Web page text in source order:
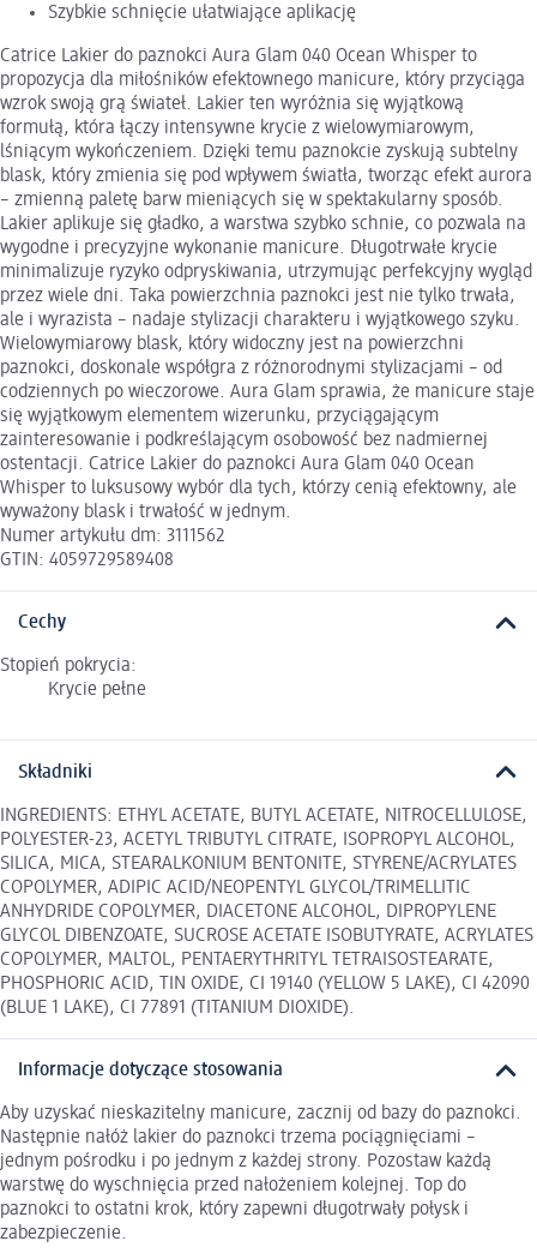
Szybkie schnięcie ułatwiające aplikację
Catrice Lakier do paznokci Aura Glam 040 Ocean Whisper to
propozycja dla miłośników efektownego manicure, który przyciąga
wzrok swoją grą świateł. Lakier ten wyróżnia się wyjątkową
formułą, która łączy intensywne krycie z wielowymiarowym,
lśniącym wykończeniem. Dzięki temu paznokcie zyskują subtelny
blask, który zmienia się pod wpływem światła, tworząc efekt aurora
– zmienną paletę barw mieniących się w spektakularny sposób.
Lakier aplikuje się gładko, a warstwa szybko schnie, co pozwala na
wygodne i precyzyjne wykonanie manicure. Długotrwałe krycie
minimalizuje ryzyko odpryskiwania, utrzymując perfekcyjny wygląd
przez wiele dni. Taka powierzchnia paznokci jest nie tylko trwała,
ale i wyrazista – nadaje stylizacji charakteru i wyjątkowego szyku.
Wielowymiarowy blask, który widoczny jest na powierzchni
paznokci, doskonale współgra z różnorodnymi stylizacjami – od
codziennych po wieczorowe. Aura Glam sprawia, że manicure staje
się wyjątkowym elementem wizerunku, przyciągającym
zainteresowanie i podkreślającym osobowość bez nadmiernej
ostentacji. Catrice Lakier do paznokci Aura Glam 040 Ocean
Whisper to luksusowy wybór dla tych, którzy cenią efektowny, ale
wyważony blask i trwałość w jednym.
Numer artykułu dm: 3111562
GTIN: 4059729589408
Cechy
Stopień pokrycia:
Krycie pełne
Składniki
INGREDIENTS: ETHYL ACETATE, BUTYL ACETATE, NITROCELLULOSE,
POLYESTER-23, ACETYL TRIBUTYL CITRATE, ISOPROPYL ALCOHOL,
SILICA, MICA, STEARALKONIUM BENTONITE, STYRENE/ACRYLATES
COPOLYMER, ADIPIC ACID/NEOPENTYL GLYCOL/TRIMELLITIC
ANHYDRIDE COPOLYMER, DIACETONE ALCOHOL, DIPROPYLENE
GLYCOL DIBENZOATE, SUCROSE ACETATE ISOBUTYRATE, ACRYLATES
COPOLYMER, MALTOL, PENTAERYTHRITYL TETRAISOSTEARATE,
PHOSPHORIC ACID, TIN OXIDE, CI 19140 (YELLOW 5 LAKE), CI 42090
(BLUE 1 LAKE), CI 77891 (TITANIUM DIOXIDE).
Informacje dotyczące stosowania
Aby uzyskać nieskazitelny manicure, zacznij od bazy do paznokci.
Następnie nałóż lakier do paznokci trzema pociągnięciami –
jednym pośrodku i po jednym z każdej strony. Pozostaw każdą
warstwę do wyschnięcia przed nałożeniem kolejnej. Top do
paznokci to ostatni krok, który zapewni długotrwały połysk i
zabezpieczenie.